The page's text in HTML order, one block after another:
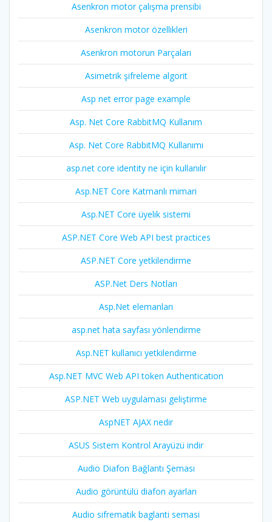
Asenkron motor çalışma prensibi
Asenkron motor özellikleri
Asenkron motorun Parçaları
Asimetrik şifreleme algorit
Asp net error page example
Asp. Net Core RabbitMQ Kullanım
Asp. Net Core RabbitMQ Kullanımı
asp.net core identity ne için kullanılır
Asp.NET Core Katmanlı mimari
Asp.NET Core üyelik sistemi
ASP.NET Core Web API best practices
ASP.NET Core yetkilendirme
ASP.Net Ders Notları
Asp.Net elemanları
asp.net hata sayfası yönlendirme
Asp.NET kullanıcı yetkilendirme
Asp.NET MVC Web API token Authentication
ASP.NET Web uygulaması geliştirme
AspNET AJAX nedir
ASUS Sistem Kontrol Arayüzü indir
Audio Diafon Bağlantı Şeması
Audio görüntülü diafon ayarları
Audio sifrematik baglanti semasi